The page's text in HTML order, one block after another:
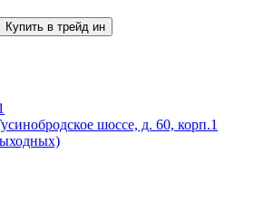
Купить в трейд ин
шоссе, д. 60, корп.1